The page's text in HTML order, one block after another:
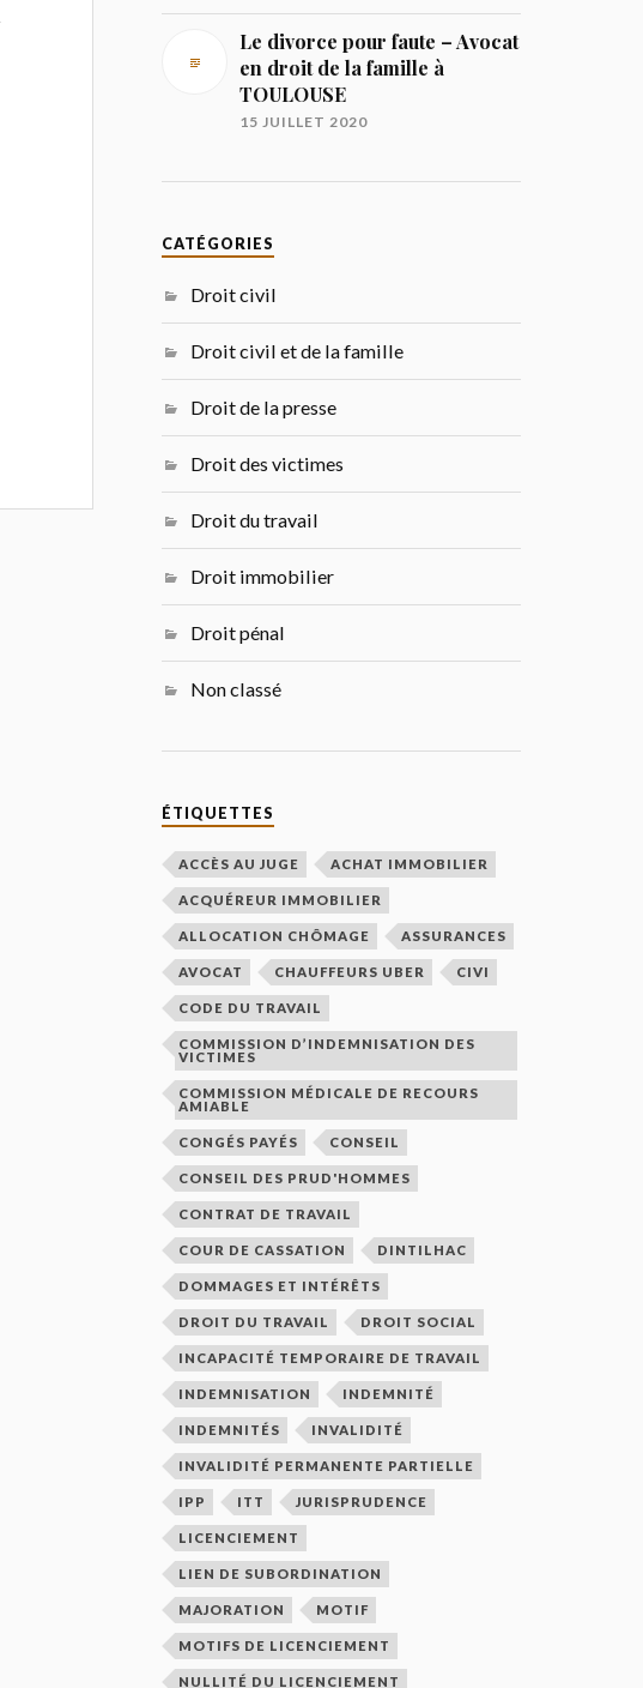
Le divorce pour faute – Avocat
en droit de la famille à
TOULOUSE
15 JUILLET 2020
CATÉGORIES
Droit civil
Droit civil et de la famille
Droit de la presse
Droit des victimes
Droit du travail
Droit immobilier
Droit pénal
Non classé
ÉTIQUETTES
ACCÈS AU JUGE ACHAT IMMOBILIER
ACQUÉREUR IMMOBILIER
ALLOCATION CHÔMAGE ASSURANCES
AVOCAT CHAUFFEURS UBER CIVI
CODE DU TRAVAIL
COMMISSION D’INDEMNISATION DES
VICTIMES
COMMISSION MÉDICALE DE RECOURS
AMIABLE
CONGÉS PAYÉS CONSEIL
CONSEIL DES PRUD'HOMMES
CONTRAT DE TRAVAIL
COUR DE CASSATION DINTILHAC
DOMMAGES ET INTÉRÊTS
DROIT DU TRAVAIL DROIT SOCIAL
INCAPACITÉ TEMPORAIRE DE TRAVAIL
INDEMNISATION INDEMNITÉ
INDEMNITÉS INVALIDITÉ
INVALIDITÉ PERMANENTE PARTIELLE
IPP ITT JURISPRUDENCE
LICENCIEMENT
LIEN DE SUBORDINATION
MAJORATION MOTIF
MOTIFS DE LICENCIEMENT
NULLITÉ DU LICENCIEMENT